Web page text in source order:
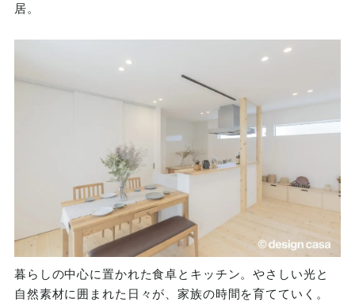
居。
暮らしの中心に置かれた食卓とキッチン。やさしい光と
自然素材に囲まれた日々が、家族の時間を育てていく。